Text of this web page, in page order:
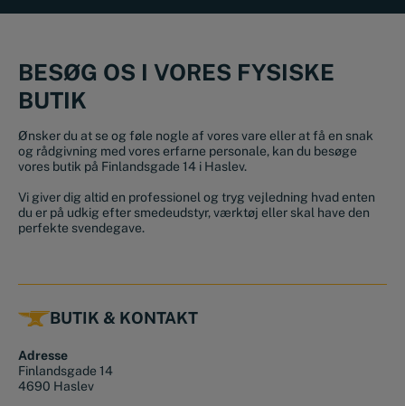
BESØG OS I VORES FYSISKE
BUTIK
Ønsker du at se og føle nogle af vores vare eller at få en snak
og rådgivning med vores erfarne personale, kan du besøge
vores butik på Finlandsgade 14 i Haslev.
Vi giver dig altid en professionel og tryg vejledning hvad enten
du er på udkig efter smedeudstyr, værktøj eller skal have den
perfekte svendegave.
BUTIK & KONTAKT
Adresse
Finlandsgade 14
4690 Haslev